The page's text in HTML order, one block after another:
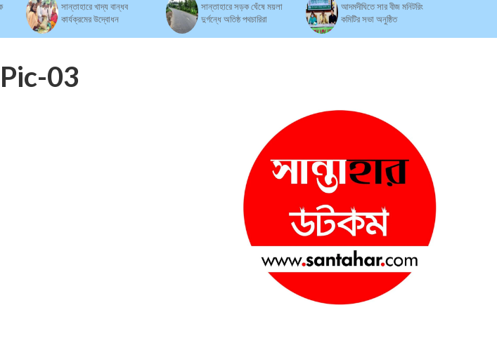
সান্তাহারে খাদ্য বান্ধব
কার্যক্রমের উদ্বোধন
সান্তাহারে সড়ক ঘেঁষে ময়লা
দুর্গন্ধে অতিষ্ঠ পথচারিরা
আদমদীঘিতে সার বীজ মনিটরিং
কমিটির সভা অনুষ্ঠিত
03